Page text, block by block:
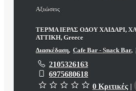
Αξιώσεις
ΤΕΡΜΑ ΙΕΡΑΣ ΟΔΟΥ ΧΑΙΔΑΡΙ,
ΑΤΤΙΚΗ, Greece
Διασκέδαση, Cafe Bar - Snack Bar,
2105326163
6975680618
0 Κριτικές |